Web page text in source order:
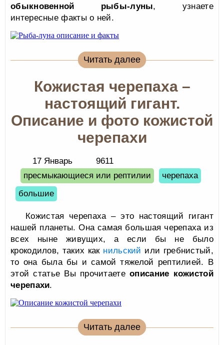
обыкновенной рыбы-луны, узнаете
интересные факты о ней.
Читать далее
Кожистая черепаха –
настоящий гигант.
Описание и фото кожистой
черепахи
17 Январь
9611
пресмыкающиеся или рептилии
черепаха
большие
Кожистая черепаха – это настоящий гигант
нашей планеты. Она самая большая черепаха из
всех ныне живущих, а если бы не было
крокодилов, таких как нильский или гребнистый,
то она была бы и самой тяжелой рептилией. В
этой статье Вы прочитаетеописание кожистой
черепахи.
Читать далее